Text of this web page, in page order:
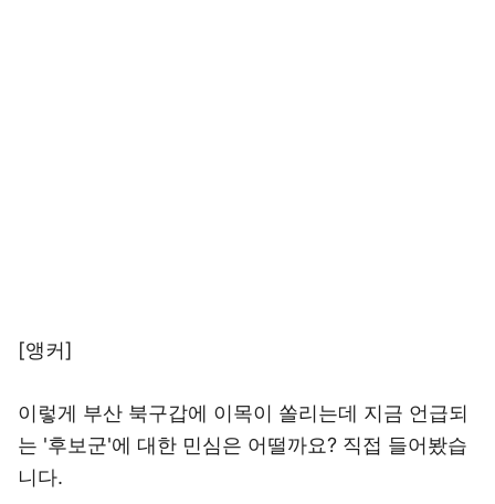
[앵커]
이렇게 부산 북구갑에 이목이 쏠리는데 지금 언급되
는 '후보군'에 대한 민심은 어떨까요? 직접 들어봤습
니다.